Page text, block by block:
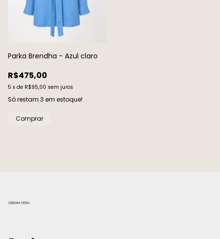
Parka Brendha - Azul claro
R$475,00
5 x de R$95,00 sem juros
Só restam 3 em estoque!
Comprar